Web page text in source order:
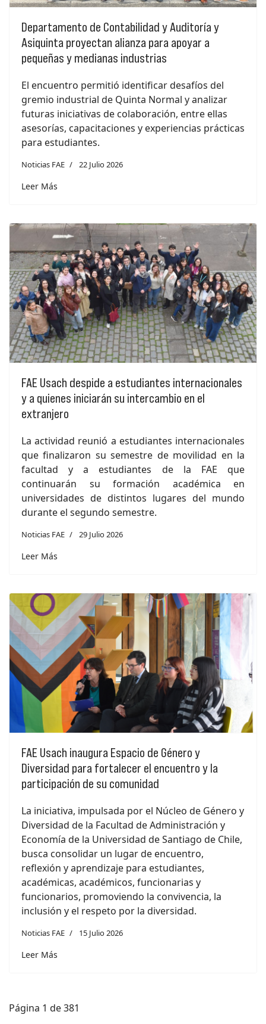
Departamento de Contabilidad y Auditoría y
Asiquinta proyectan alianza para apoyar a
pequeñas y medianas industrias
El encuentro permitió identificar desafíos del
gremio industrial de Quinta Normal y analizar
futuras iniciativas de colaboración, entre ellas
asesorías, capacitaciones y experiencias prácticas
para estudiantes.
Noticias FAE 22 Julio 2026
Leer Más
FAE Usach despide a estudiantes internacionales
y a quienes iniciarán su intercambio en el
extranjero
La actividad reunió a estudiantes internacionales
que finalizaron su semestre de movilidad en la
facultad y a estudiantes de la FAE que
continuarán su formación académica en
universidades de distintos lugares del mundo
durante el segundo semestre.
Noticias FAE 29 Julio 2026
Leer Más
FAE Usach inaugura Espacio de Género y
Diversidad para fortalecer el encuentro y la
participación de su comunidad
La iniciativa, impulsada por el Núcleo de Género y
Diversidad de la Facultad de Administración y
Economía de la Universidad de Santiago de Chile,
busca consolidar un lugar de encuentro,
reflexión y aprendizaje para estudiantes,
académicas, académicos, funcionarias y
funcionarios, promoviendo la convivencia, la
inclusión y el respeto por la diversidad.
Noticias FAE 15 Julio 2026
Leer Más
Página 1 de 381